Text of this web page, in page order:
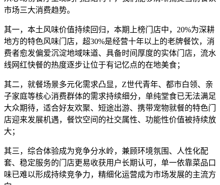
市场三大消费趋势。
其一，本土风味价值持续回归，本期上榜门店中，20%为深耕
地方的特色风味门店，超30%是经营十年以上的老牌餐饮，消
费者愈发偏爱沉淀地域味道、具备时间厚度的实体门店，流水
线网红快餐的热度逐步让位于有记忆点的在地美食；
其二，就餐场景多元化需求凸显，Z世代青年、都市白领、亲
子家庭等核心消费群体的需求持续细分，单纯堂食已无法满足
大众期待，适合好友欢聚、短途出游、携带宠物就餐的特色门
店迎来发展机遇，餐饮空间的社交属性、功能性价值被持续放
大；
其三，综合体验成为竞争分水岭，兼顾环境氛围、人性化配
套、稳定服务的门店更易收获用户长期认可，单一依靠菜品口
味已难以形成持续竞争力，精细化运营成为市场发展的主流方